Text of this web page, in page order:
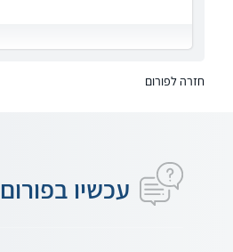
חזרה לפורום
עכשיו בפורום